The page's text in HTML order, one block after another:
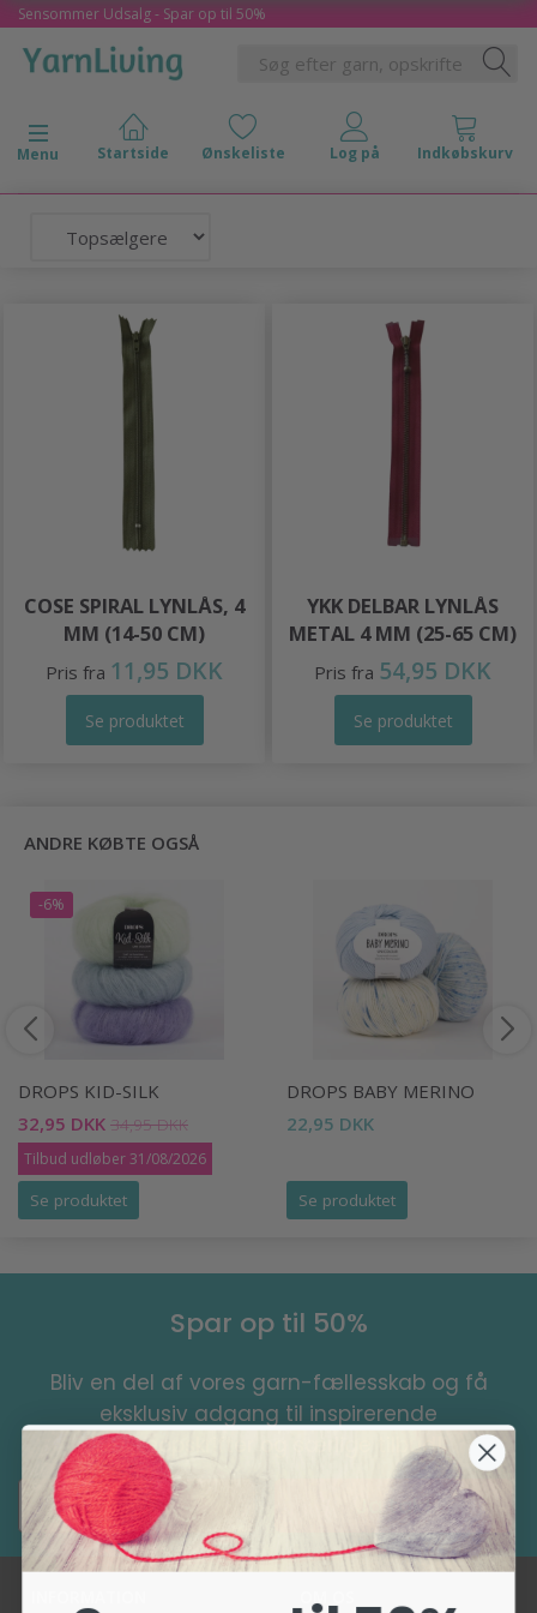
Sensommer Udsalg - Spar op til 50%
Skifte navigation
Menu
COSE SPIRAL LYNLÅS, 4
MM (14-50 CM)
Pris fra 11,95 DKK
Se produktet
YKK DELBAR LYNLÅS
METAL 4 MM (25-65 CM)
Pris fra 54,95 DKK
Se produktet
ANDRE KØBTE OGSÅ
-6%
DROPS KID-SILK
32,95 DKK 34,95 DKK
Tilbud udløber 31/08/2026
Se produktet
DROPS BABY MERINO
22,95 DKK
Se produktet
Spar op til 50%
Bliv en del af vores garn-fællesskab og få
eksklusiv adgang til inspirerende
strikkeopskrifter og særlige tilbud!
Ja tak!